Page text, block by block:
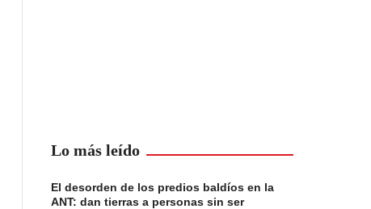
Lo más leído
El desorden de los predios baldíos en la
ANT: dan tierras a personas sin ser